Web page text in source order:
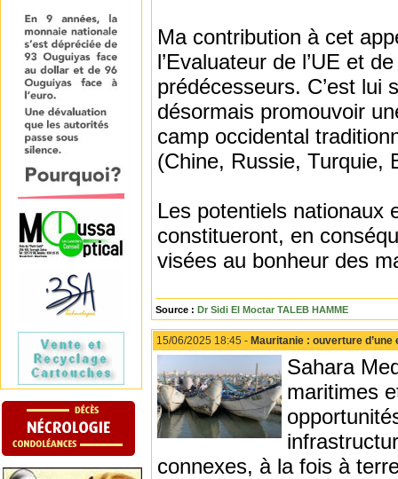
Ma contribution à cet
l’Evaluateur de l’UE et
prédécesseurs. C’est lui
désormais promouvoir
camp occidental
(Chine, Russie, Turquie,
Les potentiels nationaux
constitueront, en
visées au bonheur des
Source : Dr Sidi El Moctar TALEB HAMME
15/06/2025 18:45 - Mauritanie : ouverture
Sahara
maritimes
connexes, à la fois à